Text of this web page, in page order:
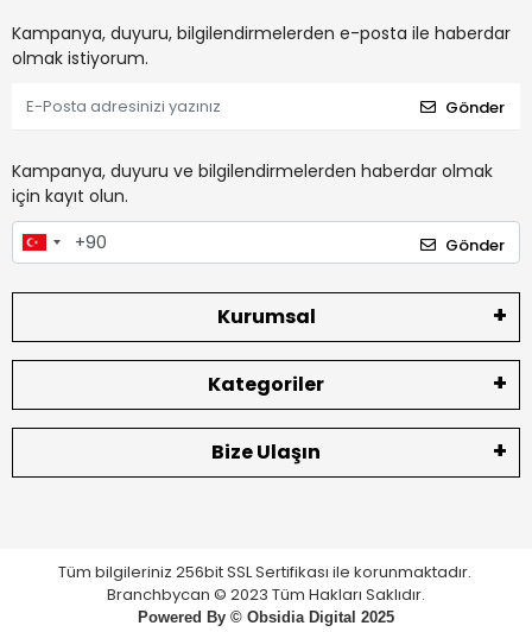
Kampanya, duyuru, bilgilendirmelerden e-posta ile haberdar
olmak istiyorum.
Gönder
Kampanya, duyuru ve bilgilendirmelerden haberdar olmak
için kayıt olun.
Gönder
Kurumsal
Kategoriler
Bize Ulaşın
Tüm bilgileriniz 256bit SSL Sertifikası ile korunmaktadır.
Branchbycan © 2023 Tüm Hakları Saklıdır.
Powered By © Obsidia Digital 2025